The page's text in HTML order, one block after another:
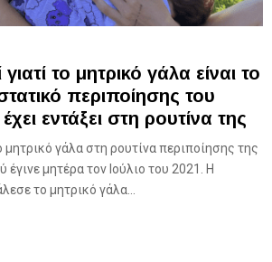
το μητρικό γάλα είναι το
περιποίησης του
εντάξει στη ρουτίνα της
γάλα στη ρουτίνα περιποίησης της
μητέρα τον Ιούλιο του 2021. Η
το μητρικό γάλα...